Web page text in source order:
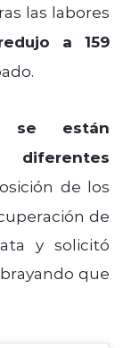
las labores
a 159
se están
diferentes
de los
de
y solicitó
que